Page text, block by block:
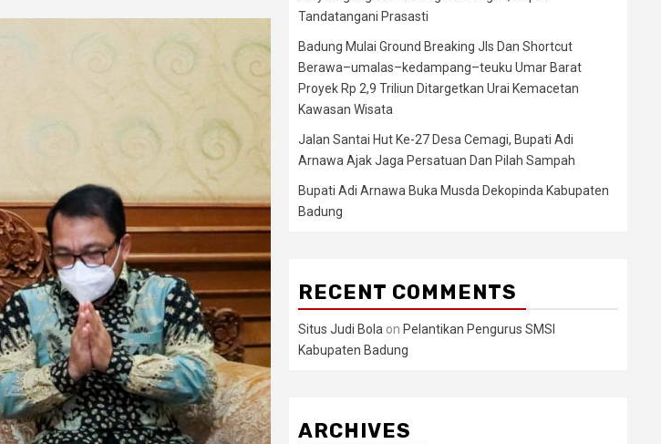
Tandatangani Prasasti
Badung Mulai Ground Breaking Jls Dan Shortcut
Berawa–umalas–kedampang–teuku Umar Barat
Proyek Rp 2,9 Triliun Ditargetkan Urai Kemacetan
Kawasan Wisata
Jalan Santai Hut Ke-27 Desa Cemagi, Bupati Adi
Arnawa Ajak Jaga Persatuan Dan Pilah Sampah
Bupati Adi Arnawa Buka Musda Dekopinda Kabupaten
Badung
RECENT COMMENTS
Situs Judi Bola on Pelantikan Pengurus SMSI
Kabupaten Badung
ARCHIVES